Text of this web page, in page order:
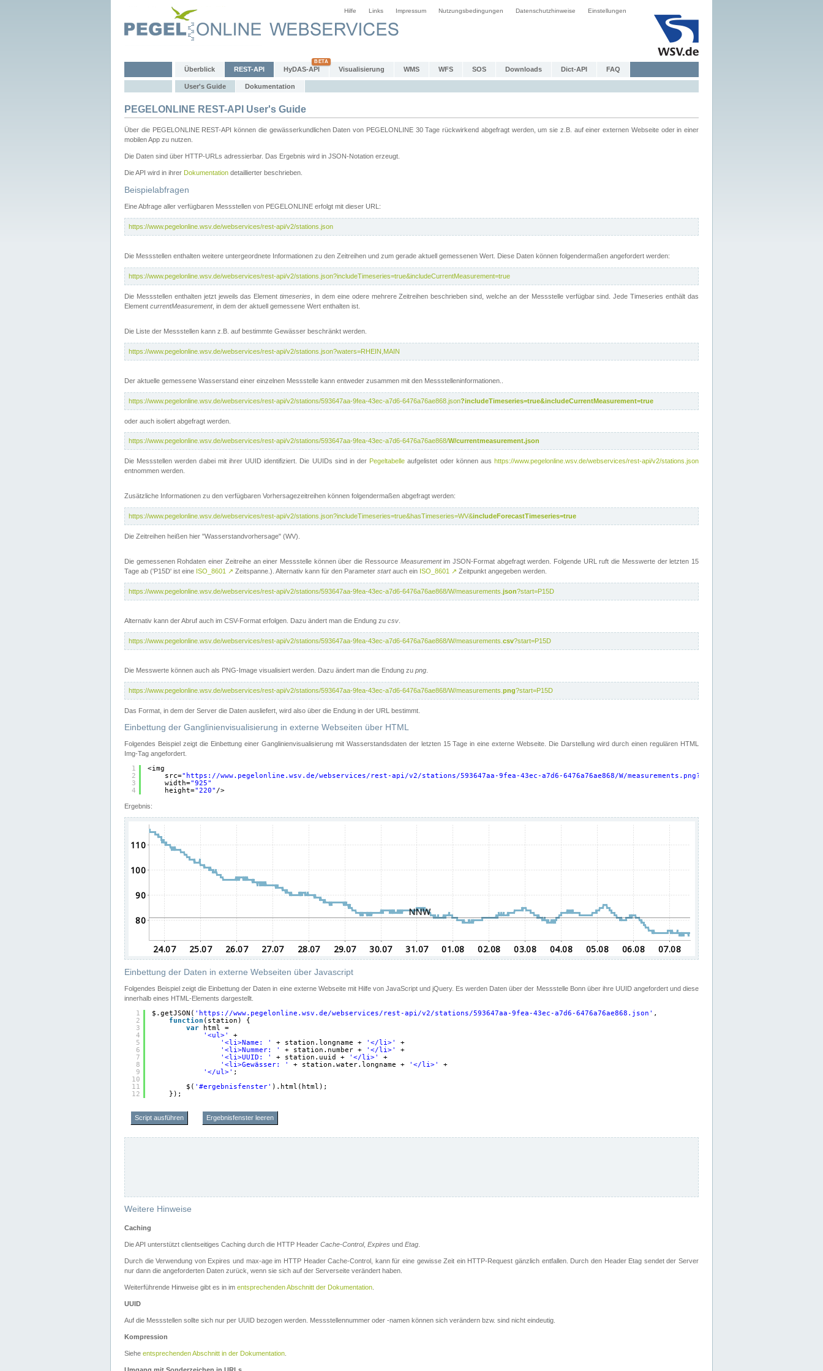
Hilfe Links Impressum Nutzungsbedingungen Datenschutzhinweise Einstellungen
Überblick REST-API HyDAS-API Visualisierung WMS WFS SOS Downloads Dict-API FAQ
User's Guide Dokumentation
PEGELONLINE REST-API User's Guide
Über die PEGELONLINE REST-API können die gewässerkundlichen Daten von PEGELONLINE 30 Tage rückwirkend abgefragt werden, um sie z.B. auf einer externen Webseite oder in einer
mobilen App zu nutzen.
Die Daten sind über HTTP-URLs adressierbar. Das Ergebnis wird in JSON-Notation erzeugt.
Die API wird in ihrer Dokumentation detaillierter beschrieben.
Beispielabfragen
Eine Abfrage aller verfügbaren Messstellen von PEGELONLINE erfolgt mit dieser URL:
https://www.pegelonline.wsv.de/webservices/rest-api/v2/stations.json
Die Messstellen enthalten weitere untergeordnete Informationen zu den Zeitreihen und zum gerade aktuell gemessenen Wert. Diese Daten können folgendermaßen angefordert werden:
https://www.pegelonline.wsv.de/webservices/rest-api/v2/stations.json?includeTimeseries=true&includeCurrentMeasurement=true
Die Messstellen enthalten jetzt jeweils das Elementtimeseries , in dem eine odere mehrere Zeitreihen beschrieben sind, welche an der Messstelle verfügbar sind. Jede Timeseries enthält das
Element currentMeasurement, in dem der aktuell gemessene Wert enthalten ist.
Die Liste der Messstellen kann z.B. auf bestimmte Gewässer beschränkt werden.
https://www.pegelonline.wsv.de/webservices/rest-api/v2/stations.json?waters=RHEIN,MAIN
Der aktuelle gemessene Wasserstand einer einzelnen Messstelle kann entweder zusammen mit den Messstelleninformationen..
https://www.pegelonline.wsv.de/webservices/rest-api/v2/stations/593647aa-9fea-43ec-a7d6-6476a76ae868.json?includeTimeseries=true&includeCurrentMeasurement=true
oder auch isoliert abgefragt werden.
https://www.pegelonline.wsv.de/webservices/rest-api/v2/stations/593647aa-9fea-43ec-a7d6-6476a76ae868/W/currentmeasurement.json
Die Messstellen werden dabei mit ihrer UUID identifiziert. Die UUIDs sind in der Pegeltabelle aufgelistet oder können aushttps://www.pegelonline.wsv.de/webservices/rest-api/v2/stations.json
entnommen werden.
Zusätzliche Informationen zu den verfügbaren Vorhersagezeitreihen können folgendermaßen abgefragt werden:
https://www.pegelonline.wsv.de/webservices/rest-api/v2/stations.json?includeTimeseries=true&hasTimeseries=WV&includeForecastTimeseries=true
Die Zeitreihen heißen hier "Wasserstandvorhersage" (WV).
Die gemessenen Rohdaten einer Zeitreihe an einer Messstelle können über die Ressource Measurementim JSON-Format abgefragt werden. Folgende URL ruft die Messwerte der letzten 15
Tage ab ('P15D' ist eine ISO_8601 ↗ Zeitspanne.). Alternativ kann für den Parameter startauch ein ISO_8601 ↗ Zeitpunkt angegeben werden.
https://www.pegelonline.wsv.de/webservices/rest-api/v2/stations/593647aa-9fea-43ec-a7d6-6476a76ae868/W/measurements. json?start=P15D
Alternativ kann der Abruf auch im CSV-Format erfolgen. Dazu ändert man die Endung zu csv
https://www.pegelonline.wsv.de/webservices/rest-api/v2/stations/593647aa-9fea-43ec-a7d6-6476a76ae868/W/measurements. csv?start=P15D
Die Messwerte können auch als PNG-Image visualisiert werden. Dazu ändert man die Endung zu png
https://www.pegelonline.wsv.de/webservices/rest-api/v2/stations/593647aa-9fea-43ec-a7d6-6476a76ae868/W/measurements. png?start=P15D
Das Format, in dem der Server die Daten ausliefert, wird also über die Endung in der URL bestimmt.
Einbettung der Ganglinienvisualisierung in externe Webseiten über HTML
Folgendes Beispiel zeigt die Einbettung einer Ganglinienvisualisierung mit Wasserstandsdaten der letzten 15 Tage in eine externe Webseite. Die Darstellung wird durch einen regulären HTML
Img-Tag angefordert.
1
2
3
4
<img
src=" https://www.pegelonline.wsv.de/webservices/rest-api/v2/stations/593647aa-9fea-43ec-a7d6-6476a76ae868/W/
width="925"
height="220" />
Ergebnis:
Einbettung der Daten in externe Webseiten über Javascript
Folgendes Beispiel zeigt die Einbettung der Daten in eine externe Webseite mit Hilfe von JavaScript und jQuery. Es werden Daten über der Messstelle Bonn über ihre UUID angefordert und diese
innerhalb eines HTML-Elements dargestellt.
1
2
3
4
5
6
7
8
9
10
11
12
$.getJSON( ' https://www.pegelonline.wsv.de/webservices/rest-api/v2/stations/593647aa-9fea-43ec-a7d6-6476a76ae868.json ' ,
function (station) {
var
html =
'<ul>'
+
'<li>Name: '
+ station.longname + '</li>'
+
'<li>Nummer: '
+ station.number + '</li>'
+
'<li>UUID: '
+ station.uuid + '</li>'
+
'<li>Gewässer: '
+ station.water.longname + '</li>'
+
'</ul>' ;
$( '#ergebnisfenster' ).html(html);
});
Script ausführen Ergebnisfenster leeren
Weitere Hinweise
Caching
Die API unterstützt clientseitiges Caching durch die HTTP Header Cache-Control, Expires und Etag.
Durch die Verwendung von Expires und max-age im HTTP Header Cache-Control, kann für eine gewisse Zeit ein HTTP-Request gänzlich entfallen. Durch den Header Etag sendet der Server
nur dann die angeforderten Daten zurück, wenn sie sich auf der Serverseite verändert haben.
Weiterführende Hinweise gibt es in im entsprechenden Abschnitt der Dokumentation.
UUID
Auf die Messstellen sollte sich nur per UUID bezogen werden. Messstellennummer oder -namen können sich verändern bzw. sind nicht eindeutig.
Kompression
Siehe entsprechenden Abschnitt in der Dokumentation.